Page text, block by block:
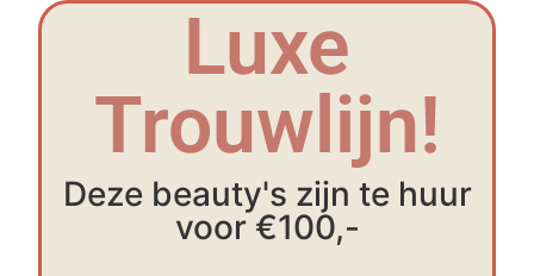
Luxe
Trouwlijn!
Deze beauty's zijn te huur
voor €100,-